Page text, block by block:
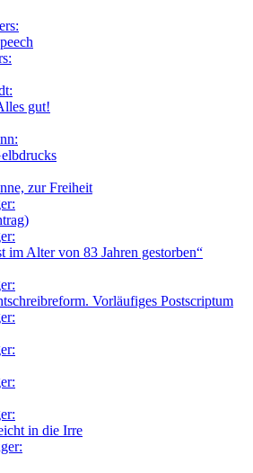
gut!
zur Freiheit
im Alter von 83 Jahren gestorben“
Vorläufiges Postscriptum
in die Irre